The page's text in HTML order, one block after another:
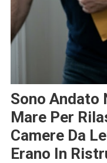
Sono Andato
Mare Per
Camere Da
Erano In